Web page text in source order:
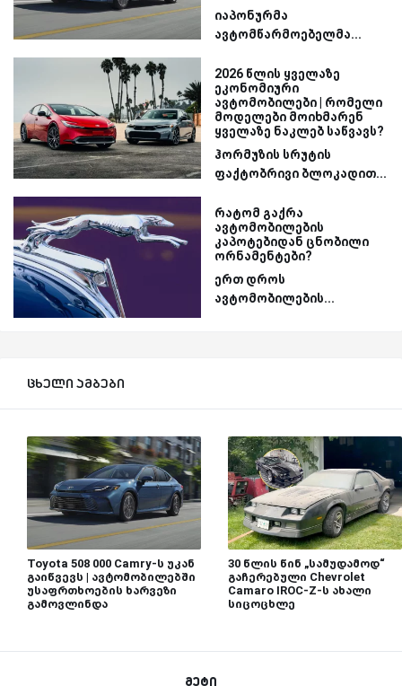
იაპონურმა
ავტომწარმოებელმა...
2026 წლის ყველაზე
ეკონომიური
ავტომობილები | რომელი
მოდელები მოიხმარენ
ყველაზე ნაკლებ საწვავს?
ჰორმუზის სრუტის
ფაქტობრივი ბლოკადით...
რატომ გაქრა
ავტომობილების
კაპოტებიდან ცნობილი
ორნამენტები?
ერთ დროს
ავტომობილების...
ცხელი ამბები
Toyota 508 000 Camry-ს უკან
გაიწვევს | ავტომობილებში
უსაფრთხოების ხარვეზი
გამოვლინდა
30 წლის წინ „სამუდამოდ“
გაჩერებული Chevrolet
Camaro IROC-Z-ს ახალი
სიცოცხლე
მეტი